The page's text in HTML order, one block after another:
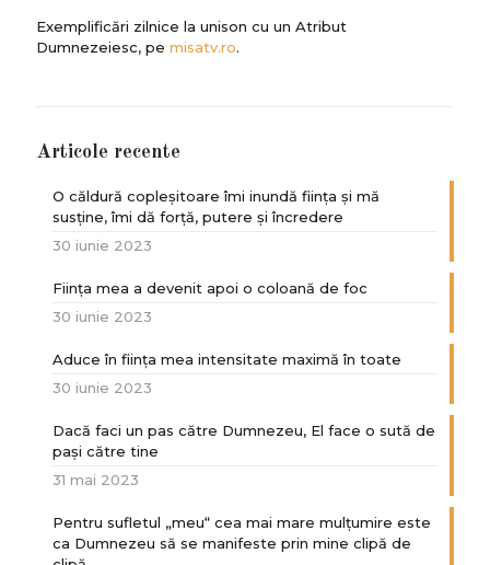
Exemplificări zilnice la unison cu un Atribut
Dumnezeiesc, pe misatv.ro.
Articole recente
O căldură copleșitoare îmi inundă ființa și mă
susține, îmi dă forță, putere și încredere
30 iunie 2023
Ființa mea a devenit apoi o coloană de foc
30 iunie 2023
Aduce în ființa mea intensitate maximă în toate
30 iunie 2023
Dacă faci un pas către Dumnezeu, El face o sută de
paşi către tine
31 mai 2023
Pentru sufletul „meu“ cea mai mare mulțumire este
ca Dumnezeu să se manifeste prin mine clipă de